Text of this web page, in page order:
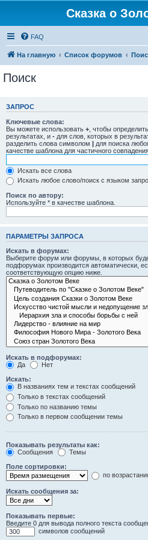
Сказка о
FAQ
На главную Список форумов
Поиск
ЗАПРОС
Ключевые слова:
Вы можете использовать + , чтобы
результатах, и - для слов, которых в
разделить слова символом | для поиска
качестве шаблона для частичного
Искать все слова
Искать любое слово/поиск с языком
Поиск по автору:
Используйте * в качестве шаблона.
ПАРАМЕТРЫ ЗАПРОСА
Искать в форумах:
Выберите форум или форумы, в которых
подфорумах производится автоматически,
соответствующую опцию ниже.
Искать в подфорумах:
Да
Нет
Искать:
В названиях тем и текстах сообщений
Только в текстах сообщений
Только по названию темы
Только в первом сообщении темы
Показывать результаты как:
Сообщения
Темы
Поле сортировки:
по
Искать сообщения за:
Показывать первые:
Введите 0 для вывода полного текста
символов сообщений